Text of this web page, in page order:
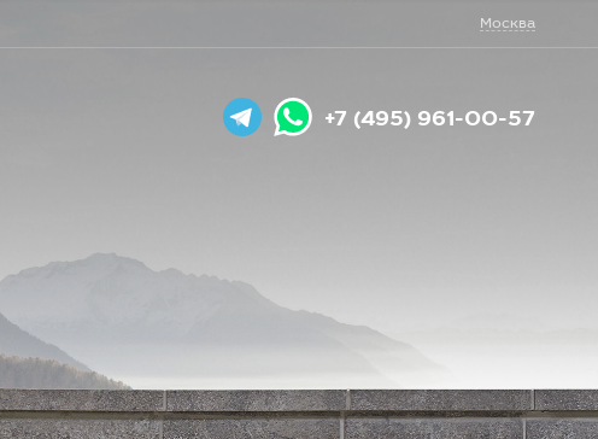
Москва
+7 (495) 961-00-57